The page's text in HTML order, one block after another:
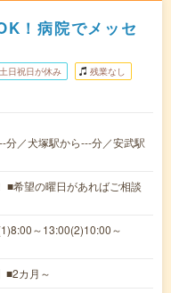
！病院でメッセ
土日祝日が休み 残業なし
分／犬塚駅から---分／安武駅
■希望の曜日があればご相談
～13:00(2)10:00～
■2カ月～